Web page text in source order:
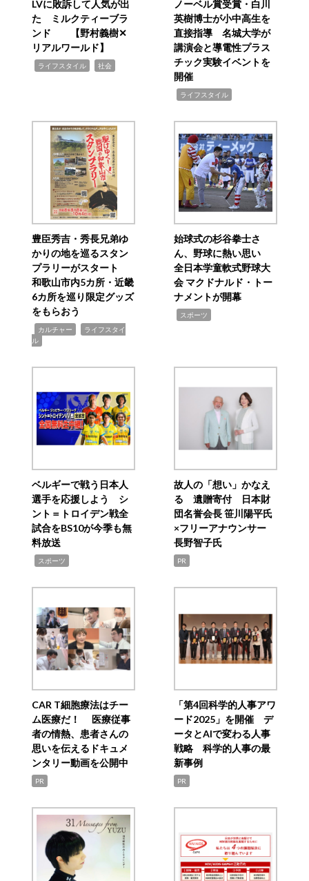
LVに敗訴して人気が出
た ミルクティーブラ
ンド 【野村義樹✕
リアルワールド】
ライフスタイル 社会
ノーベル賞受賞・白川
英樹博士が小中高生を
直接指導 名城大学が
講演会と導電性プラス
チック実験イベントを
開催
ライフスタイル
豊臣秀吉・秀長兄弟ゆ
かりの地を巡るスタン
プラリーがスタート
和歌山市内5カ所・近畿
6カ所を巡り限定グッズ
をもらおう
カルチャー
ライフスタイ
ル
始球式の杉谷拳士さ
ん、野球に熱い思い
全日本学童軟式野球大
会 マクドナルド・トー
ナメントが開幕
スポーツ
ベルギーで戦う日本人
選手を応援しよう シ
ント＝トロイデン戦全
試合をBS10が今季も無
料放送
スポーツ
故人の「想い」かなえ
る 遺贈寄付 日本財
団名誉会長 笹川陽平氏
×フリーアナウンサー
長野智子氏
PR
CAR T細胞療法はチー
ム医療だ！ 医療従事
者の情熱、患者さんの
思いを伝えるドキュメ
ンタリー動画を公開中
PR
「第4回科学的人事アワ
ード2025」を開催 デ
ータとAIで変わる人事
戦略 科学的人事の最
新事例
PR